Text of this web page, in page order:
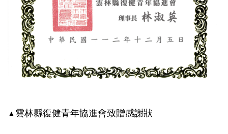
▲ 雲林縣復健青年協進會致贈感謝狀